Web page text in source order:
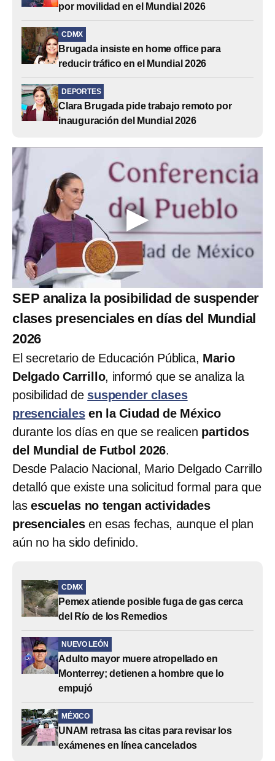
por movilidad en el Mundial 2026
CDMX
Brugada insiste en home office para
reducir tráfico en el Mundial 2026
DEPORTES
Clara Brugada pide trabajo remoto por
inauguración del Mundial 2026
SEP analiza la posibilidad de suspender
clases presenciales en días del Mundial
2026
El secretario de Educación Pública, Mario
Delgado Carrillo, informó que se analiza la
posibilidad de suspender clases
presencialesen la Ciudad de México
durante los días en que se realicen partidos
del Mundial de Futbol 2026.
Desde Palacio Nacional, Mario Delgado Carrillo
detalló que existe una solicitud formal para que
las escuelas no tengan actividades
presencialesen esas fechas, aunque el plan
aún no ha sido definido.
CDMX
Pemex atiende posible fuga de gas cerca
del Río de los Remedios
NUEVO LEÓN
Adulto mayor muere atropellado en
Monterrey; detienen a hombre que lo
empujó
MÉXICO
UNAM retrasa las citas para revisar los
exámenes en línea cancelados